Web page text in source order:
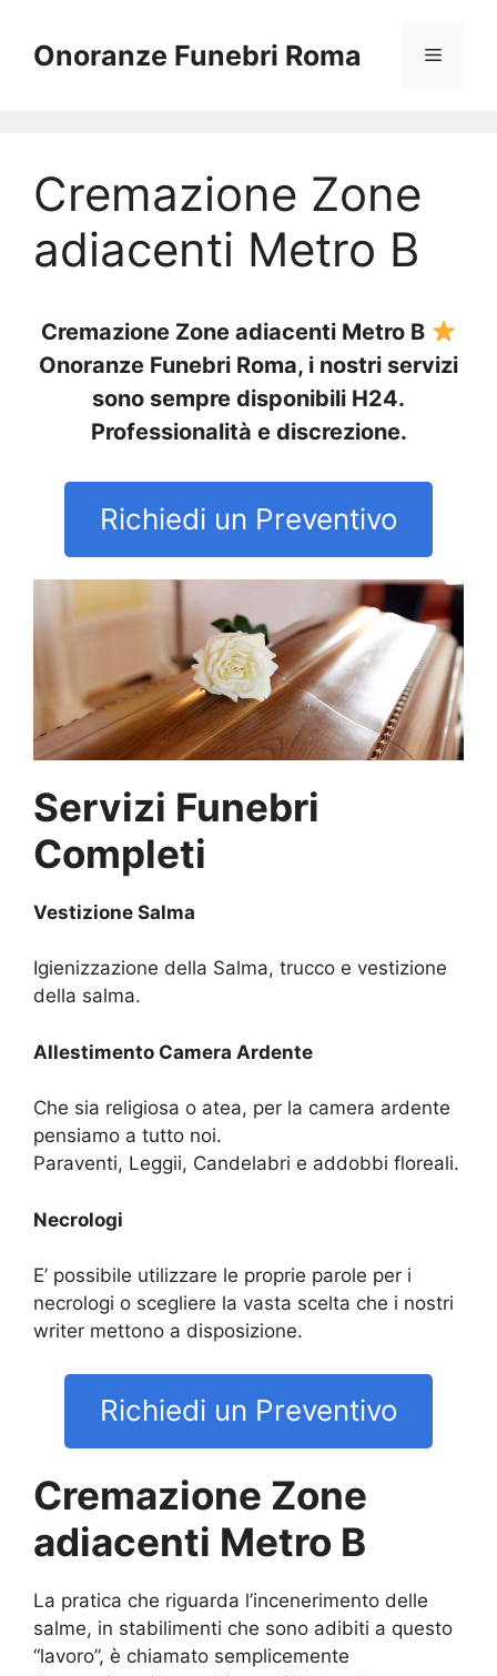
contenuto
Onoranze Funebri Roma Menu
Cremazione Zone
adiacenti Metro B
Cremazione Zone adiacenti Metro B
Onoranze Funebri Roma, i nostri servizi
sono sempre disponibili H24.
Professionalità e discrezione.
Richiedi un Preventivo
Servizi Funebri
Completi
Vestizione Salma
Igienizzazione della Salma, trucco e vestizione
della salma.
Allestimento Camera Ardente
Che sia religiosa o atea, per la camera ardente
pensiamo a tutto noi.
Paraventi, Leggii, Candelabri e addobbi floreali.
Necrologi
E’ possibile utilizzare le proprie parole per i
necrologi o scegliere la vasta scelta che i nostri
writer mettono a disposizione.
Richiedi un Preventivo
Cremazione Zone
adiacenti Metro B
La pratica che riguarda l’incenerimento delle
salme, in stabilimenti che sono adibiti a questo
“lavoro”, è chiamato semplicemente